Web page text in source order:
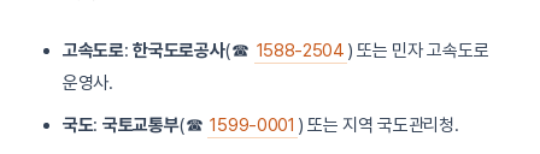
고속도로:한국도로공사(☎ 1588-2504 ) 또는 민자 고속도로
운영사.
국도: 국토교통부(☎ 1599-0001 ) 또는 지역 국도관리청.